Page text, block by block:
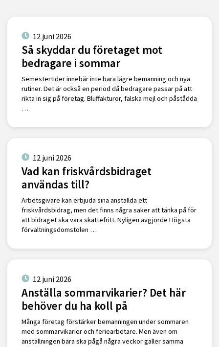
12 juni 2026
Så skyddar du företaget mot
bedragare i sommar
Semestertider innebär inte bara lägre bemanning och nya
rutiner. Det är också en period då bedragare passar på att
rikta in sig på företag. Bluffakturor, falska mejl och påstådda
…
12 juni 2026
Vad kan friskvårdsbidraget
användas till?
Arbetsgivare kan erbjuda sina anställda ett
friskvårdsbidrag, men det finns några saker att tänka på för
att bidraget ska vara skattefritt. Nyligen avgjorde Högsta
förvaltningsdomstolen …
12 juni 2026
Anställa sommarvikarier? Det här
behöver du ha koll på
Många företag förstärker bemanningen under sommaren
med sommarvikarier och feriearbetare. Men även om
anställningen bara ska pågå några veckor gäller samma